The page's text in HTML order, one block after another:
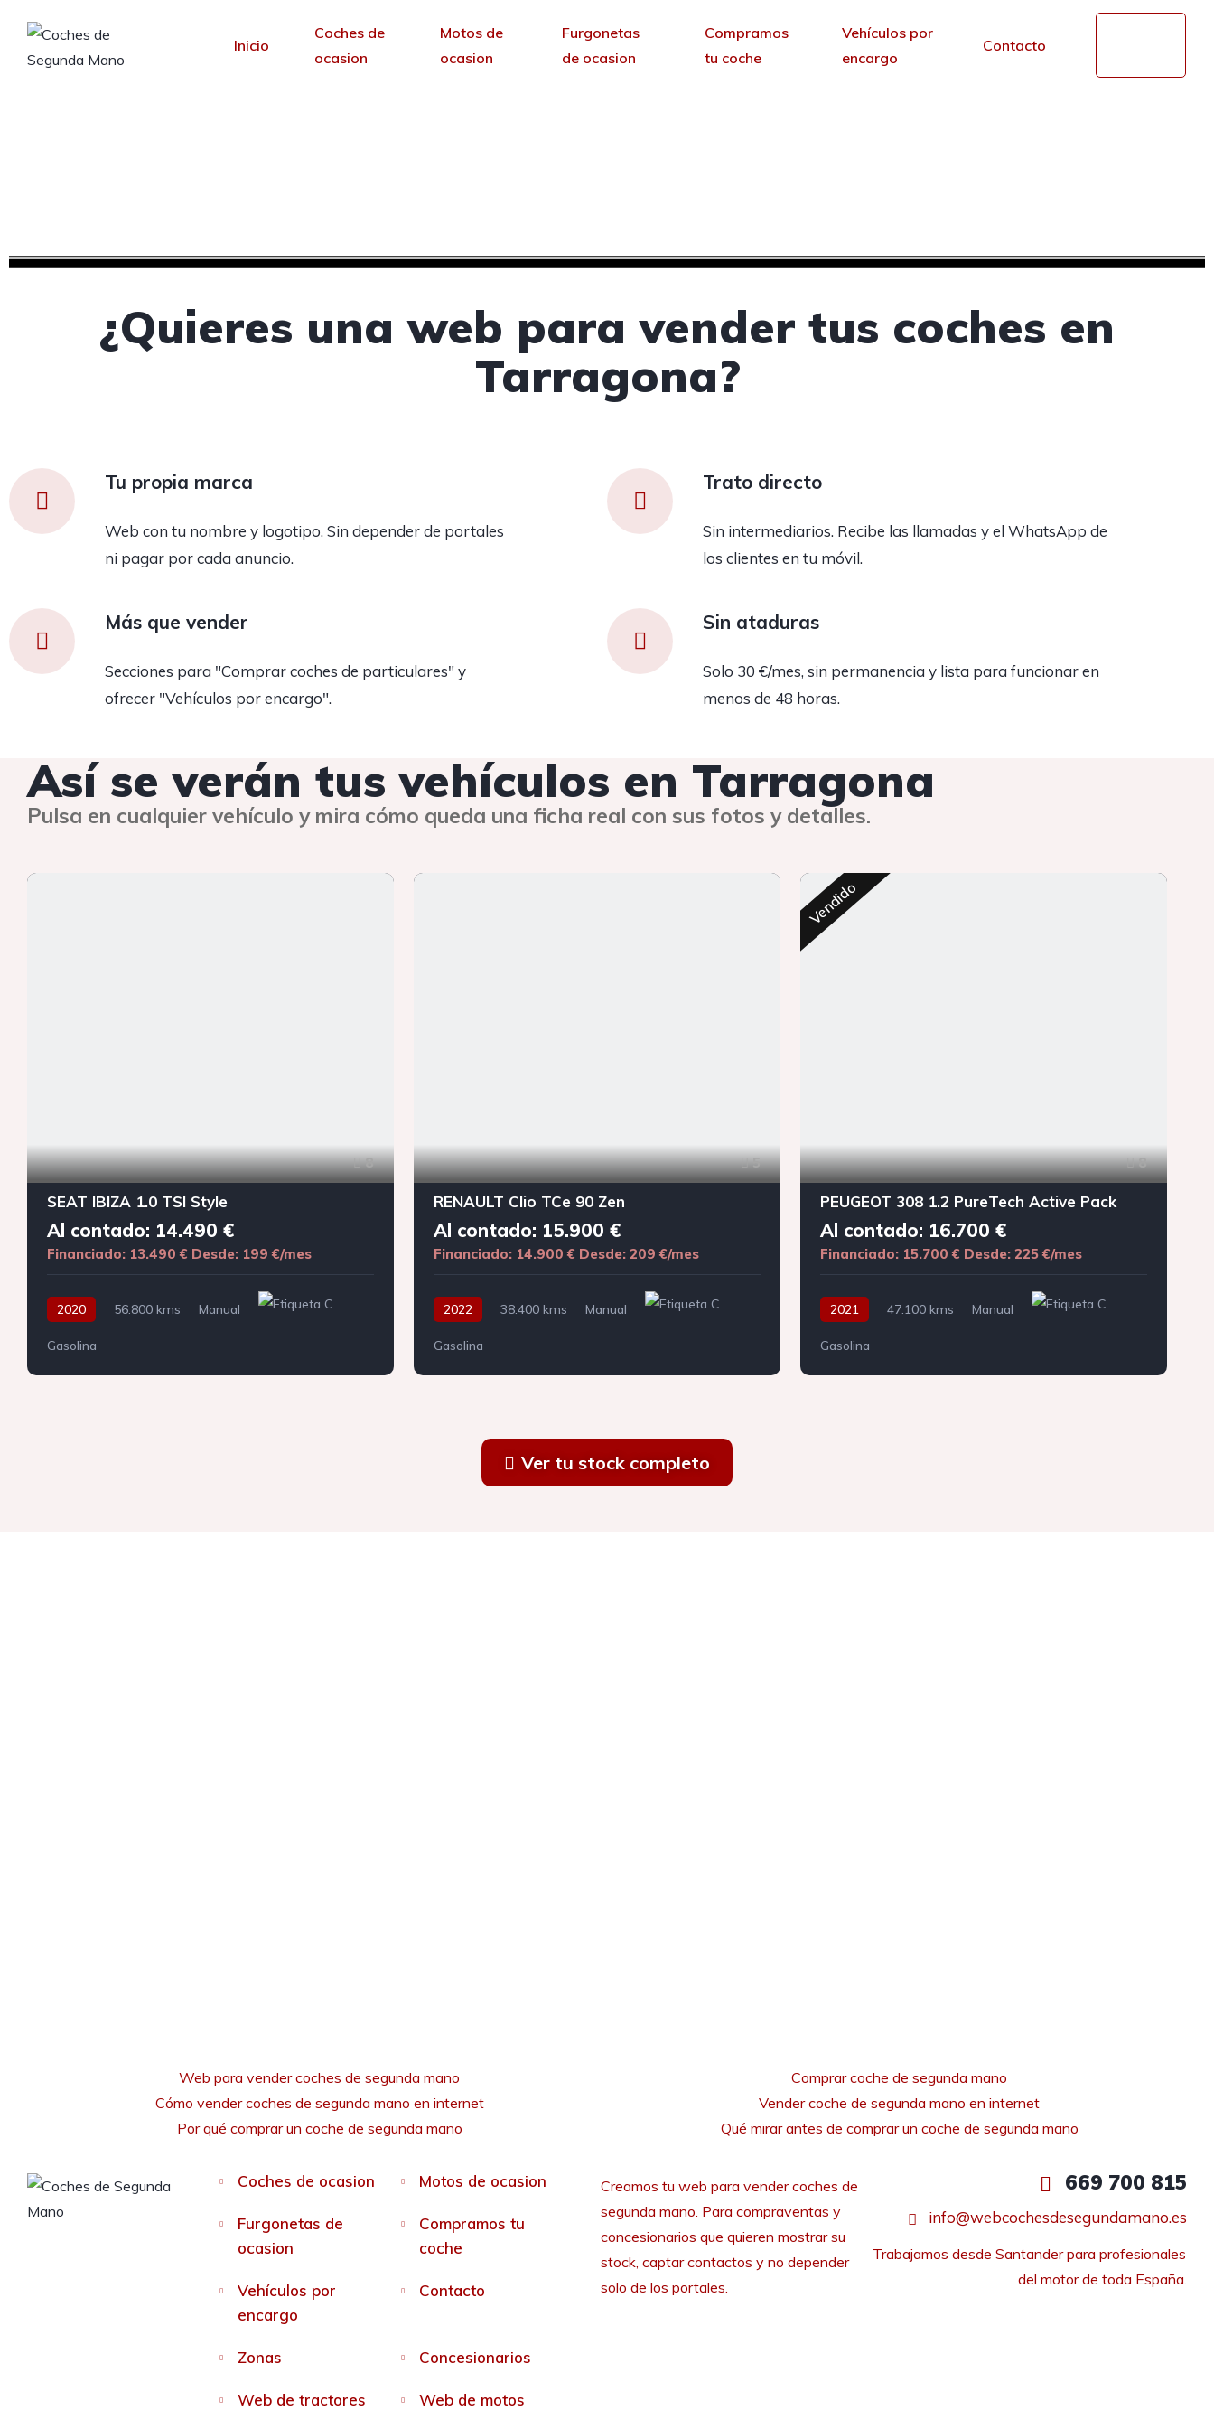
Inicio
Coches de
ocasion
Motos de
ocasion
Furgonetas
de ocasion
Compramos
tu coche
Vehículos por
encargo
Contacto
¿Quieres una web para vender tus coches en
Tarragona?
Tu propia marca
Web con tu nombre y logotipo. Sin depender de portales
ni pagar por cada anuncio.
Trato directo
Sin intermediarios. Recibe las llamadas y el WhatsApp de
los clientes en tu móvil.
Más que vender
Secciones para "Comprar coches de particulares" y
ofrecer "Vehículos por encargo".
Sin ataduras
Solo 30 €/mes, sin permanencia y lista para funcionar en
menos de 48 horas.
Así se verán tus vehículos en Tarragona
Pulsa en cualquier vehículo y mira cómo queda una ficha real con sus fotos y detalles.
8
SEAT IBIZA 1.0 TSI Style
Al contado: 14.490 €
Financiado: 13.490 € Desde: 199 €/mes
2020 56.800 kms Manual
Gasolina
5
RENAULT Clio TCe 90 Zen
Al contado: 15.900 €
Financiado: 14.900 € Desde: 209 €/mes
2022 38.400 kms Manual
Gasolina
Vendido
8
PEUGEOT 308 1.2 PureTech Active Pack
Al contado: 16.700 €
Financiado: 15.700 € Desde: 225 €/mes
2021 47.100 kms Manual
Gasolina
Ver tu stock completo
Web para vender coches de segunda mano
Cómo vender coches de segunda mano en internet
Por qué comprar un coche de segunda mano
Comprar coche de segunda mano
Vender coche de segunda mano en internet
Qué mirar antes de comprar un coche de segunda mano
Coches de ocasion Motos de ocasion
Furgonetas de
ocasion
Compramos tu
coche
Vehículos por
encargo
Contacto
Zonas Concesionarios
Web de tractores Web de motos
Creamos tu web para vender coches de
segunda mano. Para compraventas y
concesionarios que quieren mostrar su
stock, captar contactos y no depender
solo de los portales.
669 700 815
info@webcochesdesegundamano.es
Trabajamos desde Santander para profesionales
del motor de toda España.